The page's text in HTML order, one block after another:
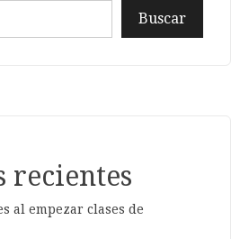
Buscar
recientes
al empezar clases de